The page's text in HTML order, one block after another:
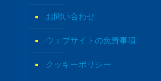
お問い合わせ
ウェブサイトの免責事項
クッキーポリシー